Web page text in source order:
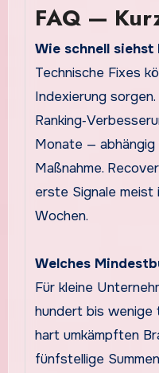
FAQ —
Wie schnell
Technische Fixes
Indexierung
Monate —
Maßnahme.
erste Signale meist
Wochen.
Welches
Für kleine
hundert bis wenige
hart umkämpften
fünfstellige